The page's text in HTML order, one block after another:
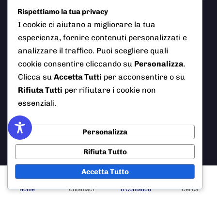
Email
info@polizialocaleciampino.it
© 2026 Polizia Locale del Comune di Ciampino (Roma). Tutti
i diritti riservati
AI Info Privacy Policy
Cookie Policy Credits
Home Chiamaci Il Comando Cerca
Rispettiamo la tua privacy
I cookie ci aiutano a migliorare la tua
esperienza, fornire contenuti personalizzati e
analizzare il traffico. Puoi scegliere quali
cookie consentire cliccando su Personalizza.
Clicca su Accetta Tutti per acconsentire o su
Rifiuta Tutti per rifiutare i cookie non
essenziali.
Personalizza
Rifiuta Tutto
Accetta Tutto